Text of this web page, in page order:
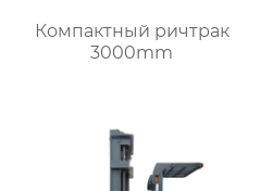
Компактный ричтрак
3000mm